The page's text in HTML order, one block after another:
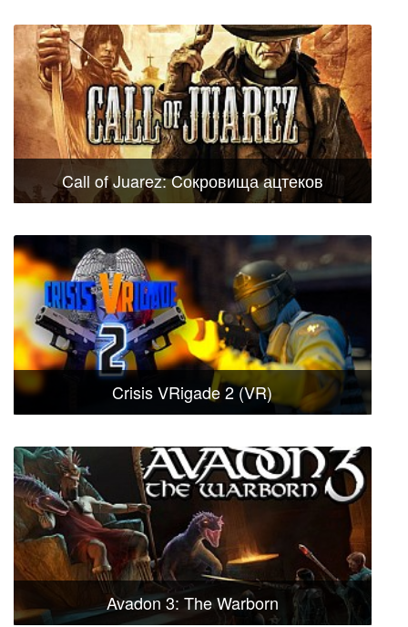
Call of Juarez: Cокровища ацтеков
Crisis VRigade 2 (VR)
Avadon 3: The Warborn